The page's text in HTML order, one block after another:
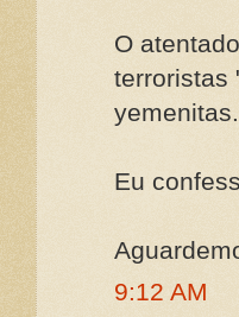
O
terroristas
yemenitas.
Eu
9:12 AM